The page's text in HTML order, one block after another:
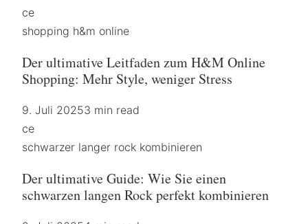
ce
shopping h&m online
Der ultimative Leitfaden zum H&M Online
Shopping: Mehr Style, weniger Stress
9. Juli 20253 min read
ce
schwarzer langer rock kombinieren
Der ultimative Guide: Wie Sie einen
schwarzen langen Rock perfekt kombinieren